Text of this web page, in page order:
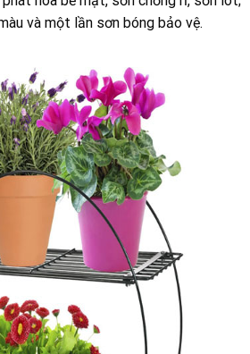
và một lần sơn bóng bảo vệ.